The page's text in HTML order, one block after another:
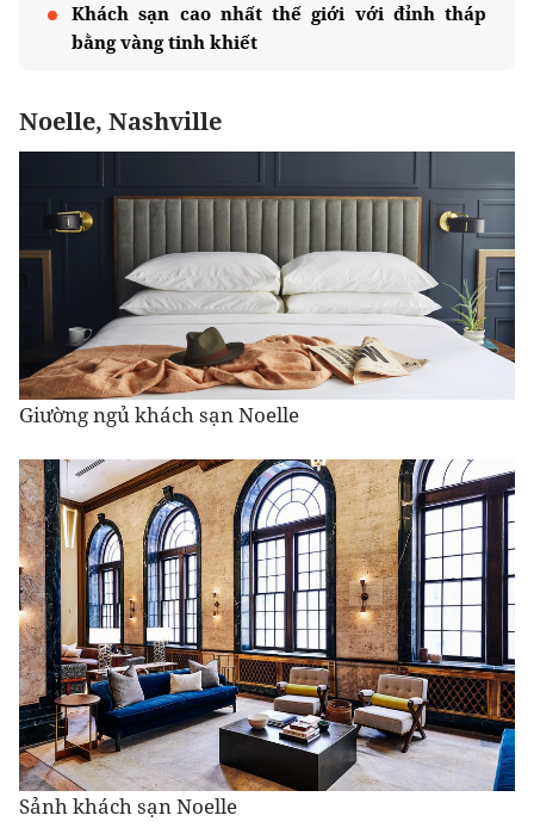
Khách sạn cao nhất thế giới với đỉnh tháp
bằng vàng tinh khiết
Noelle, Nashville
Giường ngủ khách sạn Noelle
Sảnh khách sạn Noelle